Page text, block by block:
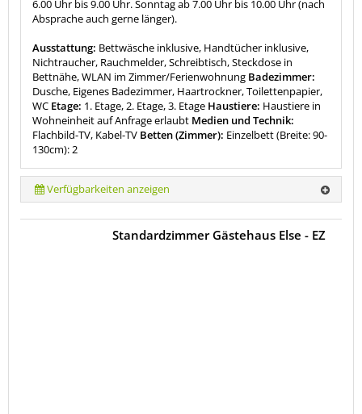
6.00 Uhr bis 9.00 Uhr. Sonntag ab 7.00 Uhr bis 10.00 Uhr (nach
Absprache auch gerne länger).
Ausstattung: Bettwäsche inklusive, Handtücher inklusive,
Nichtraucher, Rauchmelder, Schreibtisch, Steckdose in
Bettnähe, WLAN im Zimmer/Ferienwohnung Badezimmer:
Dusche, Eigenes Badezimmer, Haartrockner, Toilettenpapier,
WC Etage: 1. Etage, 2. Etage, 3. Etage Haustiere: Haustiere in
Wohneinheit auf Anfrage erlaubt Medien und Technik:
Flachbild-TV, Kabel-TV Betten (Zimmer): Einzelbett (Breite: 90-
130cm): 2
Verfügbarkeiten anzeigen
Standardzimmer Gästehaus Else - EZ